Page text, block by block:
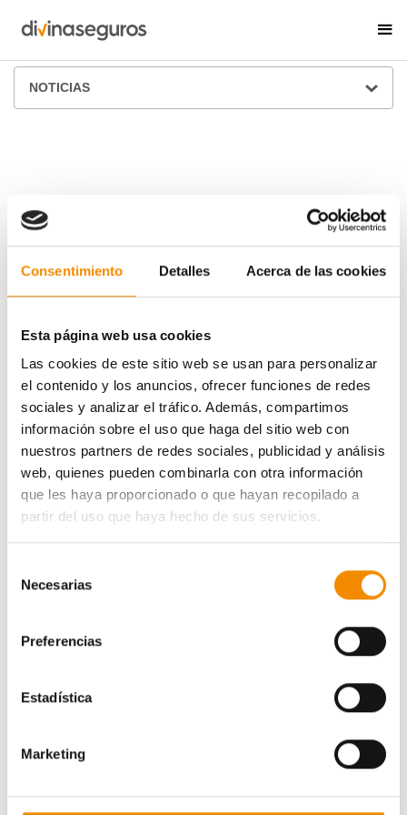
Consentimiento Detalles Acerca de las cookies
Esta página web usa cookies
Las cookies de este sitio web se usan para personalizar
el contenido y los anuncios, ofrecer funciones de redes
sociales y analizar el tráfico. Además, compartimos
información sobre el uso que haga del sitio web con
nuestros partners de redes sociales, publicidad y análisis
web, quienes pueden combinarla con otra información
que les haya proporcionado o que hayan recopilado a
partir del uso que haya hecho de sus servicios.
Necesarias
Preferencias
Estadística
Marketing
ÁREA DE PRENSA
NOTICIAS
García